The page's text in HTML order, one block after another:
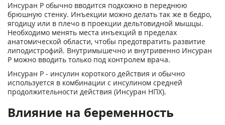
Инсуран Р обычно вводится подкожно в переднюю
брюшную стенку. Инъекции можно делать так же в бедро,
ягодицу или в плечо в проекции дельтовидной мышцы.
Необходимо менять места инъекций в пределах
анатомической области, чтобы предотвратить развитие
липодистрофий. Внутримышечно и внутривенно Инсуран
Р можно вводить только под контролем врача.
Инсуран Р - инсулин короткого действия и обычно
используется в комбинации с инсулином средней
продолжительности действия (Инсуран НПХ).
Влияние на беременность